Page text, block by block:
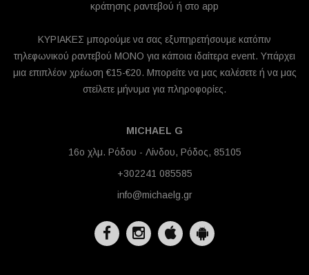
κράτησης ραντεβού ή στο app
ΚΥΡΙΑΚΕΣ μπορούμε να σας εξυπηρετήσουμε κατόπιν
τηλεφωνικού ραντεβού ΜΟΝΟ για κάποια ιδαίτερα event. Υπάρχει
μια επιπλέον χρέωση €15-€20. Μπορείτε να μας καλέσετε ή να μας
στείλετε μήνυμα για πληροφορίες.
MICHAEL G
16ο χλμ. Ρόδου - Λίνδου, Ρόδος, 85105
+302241 085585
info@michaelg.gr